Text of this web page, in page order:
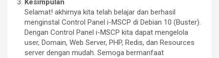
Kesimpulan
Selamat! akhirnya kita telah belajar dan berhasil
menginstal Control Panel i-MSCP di Debian 10 (Buster).
Dengan Control Panel i-MSCP kita dapat mengelola
user, Domain, Web Server, PHP, Redis, dan Resources
server dengan mudah. Semoga bermanfaat